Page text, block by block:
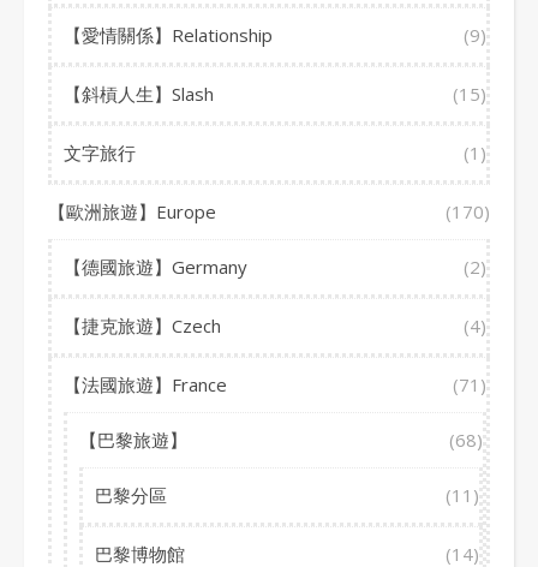
【愛情關係】Relationship (9)
【斜槓人生】Slash (15)
文字旅行 (1)
【歐洲旅遊】Europe (170)
【德國旅遊】Germany (2)
【捷克旅遊】Czech (4)
【法國旅遊】France (71)
【巴黎旅遊】 (68)
巴黎分區 (11)
巴黎博物館 (14)